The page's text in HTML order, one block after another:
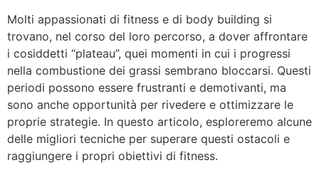
Molti appassionati di fitness e di body building si
trovano, nel corso del loro percorso, a dover affrontare
i cosiddetti “plateau”, quei momenti in cui i progressi
nella combustione dei grassi sembrano bloccarsi. Questi
periodi possono essere frustranti e demotivanti, ma
sono anche opportunità per rivedere e ottimizzare le
proprie strategie. In questo articolo, esploreremo alcune
delle migliori tecniche per superare questi ostacoli e
raggiungere i propri obiettivi di fitness.